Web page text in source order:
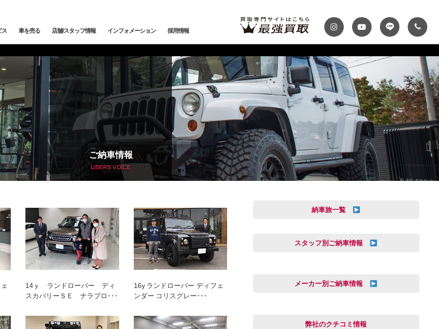
AMG BMW BMW ALPINA MINI Audi
LAND ROVER JAGUAR MASERATI VOLVO
プランク中央 トップランク杉並
トップランク神戸
ROKKO i PARK
下取査定 納車前点検・整備 メンテナンスパック 自動車保険
ローンシミュレーション
ートローン事前審査
よくある質問 ご納車までの流れ 必要書類
ス
メンテナンス 鈑金塗装 カーディテール
輸入車コーディング アライメント測定・調整
車を売る 店舗/スタッフ情報
トップランク中央 トップランク杉並
トップランク千葉
サービスファクトリー
トップランク神戸
ROKKO i PARK
インフォメーション
ご納車情報 サービスブログ トップランク・マガジン
採用情報
ご納車情報
USERS VOICE
14ｙ ランドローバー ディ
スカバリーＳＥ ナラブロ･･･
16y ランドローバー ディフェ
ンダー コリスグレー･･･
納車旅一覧
スタッフ別ご納車情報
メーカー別ご納車情報
弊社のクチコミ情報